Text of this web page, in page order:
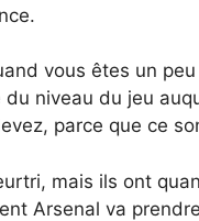
vous êtes un
niveau du jeu
parce que ce
mais ils ont
Arsenal va